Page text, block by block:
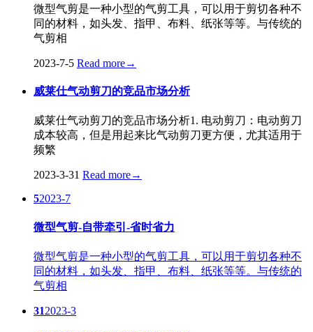
微型气剪是一种小型的气剪工具，可以用于剪切各种不
同的材料，如头发、指甲、布料、纸张等等。与传统的
气剪相
2023-7-5 Read more→
威莱仕气动剪刀的竞品市场分析
威莱仕气动剪刀的竞品市场分析1. 电动剪刀：电动剪刀
成本较高，但是用起来比气动剪刀更方便，尤其适用于
频繁
2023-3-31 Read more→
52023-7
微型气剪-自带牵引-省时省力
微型气剪是一种小型的气剪工具，可以用于剪切各种不
同的材料，如头发、指甲、布料、纸张等等。与传统的
气剪相
312023-3